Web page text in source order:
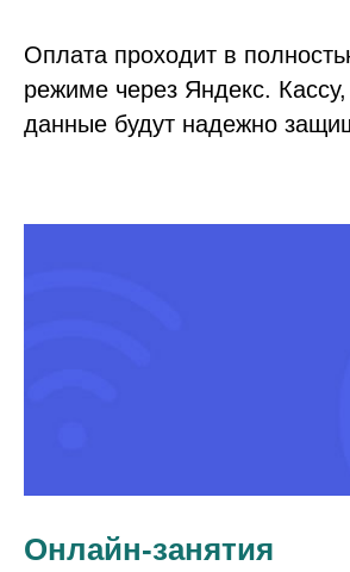
Оплата проходит в
режиме через Яндекс.
данные будут надежно
Онлайн-занятия